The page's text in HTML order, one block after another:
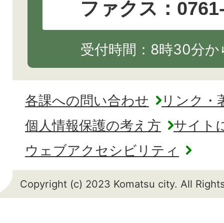
ファクス：
受付時間：8時30分
各課への問い合わせ
リンク・
個人情報保護の考え方
サイト
ウェブアクセシビリティ
Copyright (c) 2023 Komatsu city. All